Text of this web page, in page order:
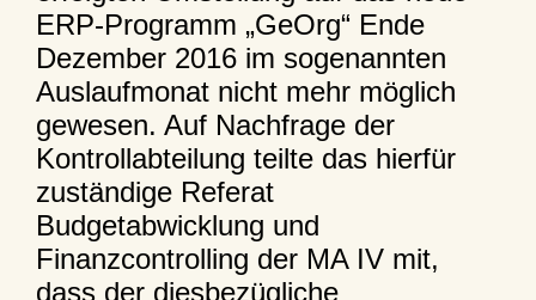
ERP-Programm „GeOrg“ Ende
Dezember 2016 im sogenannten
Auslaufmonat nicht mehr möglich
gewesen. Auf Nachfrage der
Kontrollabteilung teilte das hierfür
zuständige Referat
Budgetabwicklung und
Finanzcontrolling der MA IV mit,
dass der diesbezügliche